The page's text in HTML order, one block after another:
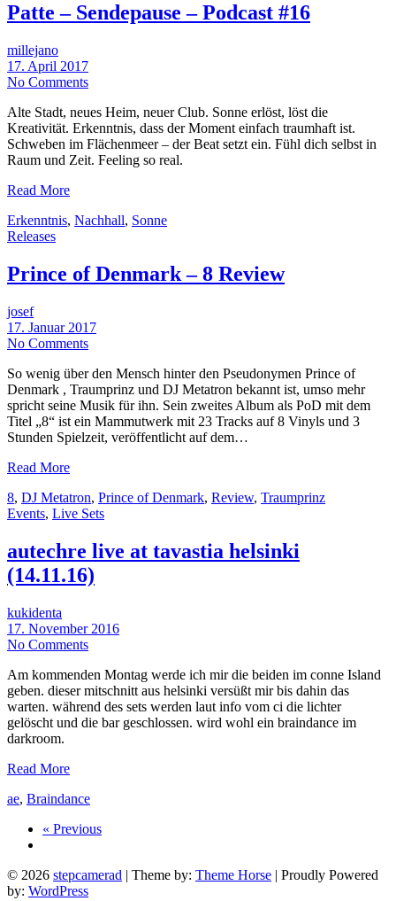
Patte – Sendepause – Podcast #16
millejano
17. April 2017
No Comments
Alte Stadt, neues Heim, neuer Club. Sonne erlöst, löst die
Kreativität. Erkenntnis, dass der Moment einfach traumhaft ist.
Schweben im Flächenmeer – der Beat setzt ein. Fühl dich selbst in
Raum und Zeit. Feeling so real.
Read More
Erkenntnis, Nachhall, Sonne
Releases
Prince of Denmark – 8 Review
josef
17. Januar 2017
No Comments
So wenig über den Mensch hinter den Pseudonymen Prince of
Denmark , Traumprinz und DJ Metatron bekannt ist, umso mehr
spricht seine Musik für ihn. Sein zweites Album als PoD mit dem
Titel „8“ ist ein Mammutwerk mit 23 Tracks auf 8 Vinyls und 3
Stunden Spielzeit, veröffentlicht auf dem…
Read More
8, DJ Metatron, Prince of Denmark, Review, Traumprinz
Events, Live Sets
autechre live at tavastia helsinki
(14.11.16)
kukidenta
17. November 2016
No Comments
Am kommenden Montag werde ich mir die beiden im conne Island
geben. dieser mitschnitt aus helsinki versüßt mir bis dahin das
warten. während des sets werden laut info vom ci die lichter
gelöscht und die bar geschlossen. wird wohl ein braindance im
darkroom.
Read More
ae, Braindance
« Previous
© 2026 stepcamerad | Theme by: Theme Horse | Proudly Powered
by: WordPress